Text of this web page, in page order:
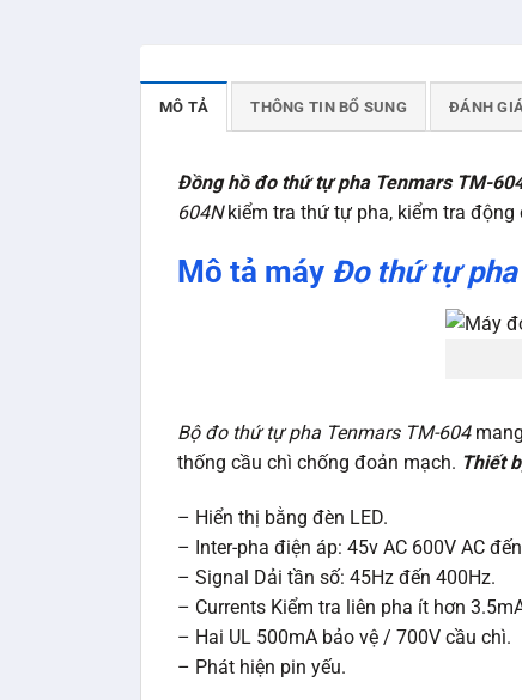
MÔ TẢ THÔNG TIN BỔ SUNG ĐÁNH
Đồng hồ đo thứ tự pha Tenmars TM-
604Nkiểm tra thứ tự pha, kiểm tra động
Mô tả máy Đo thứ tự
Bộ đo thứ tự pha Tenmars TM-604
thống cầu chì chống đoản mạch. Thiết
– Hiển thị bằng đèn LED.
– Inter-pha điện áp: 45v AC 600V AC
– Signal Dải tần số: 45Hz đến 400Hz.
– Currents Kiểm tra liên pha ít hơn
– Hai UL 500mA bảo vệ / 700V cầu chì.
– Phát hiện pin yếu.